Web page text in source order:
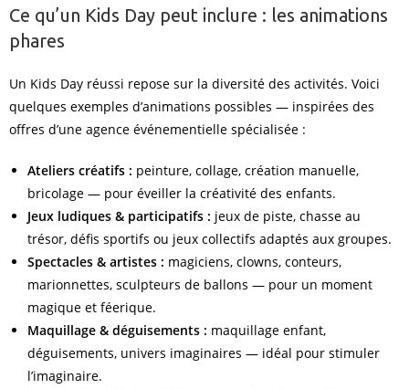
Ce qu’un Kids Day peut inclure : les animations
phares
Un Kids Day réussi repose sur la diversité des activités. Voici
quelques exemples d’animations possibles — inspirées des
offres d’une agence événementielle spécialisée :
Ateliers créatifs : peinture, collage, création manuelle,
bricolage — pour éveiller la créativité des enfants.
Jeux ludiques & participatifs : jeux de piste, chasse au
trésor, défis sportifs ou jeux collectifs adaptés aux groupes.
Spectacles & artistes : magiciens, clowns, conteurs,
marionnettes, sculpteurs de ballons — pour un moment
magique et féerique.
Maquillage & déguisements : maquillage enfant,
déguisements, univers imaginaires — idéal pour stimuler
l’imaginaire.